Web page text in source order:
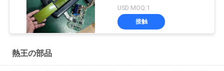
8452372 グリーン ディ
スプレイタイプ LCD画
面 THERMO KING SB210
USD MOQ:1
接触
熱王の部品